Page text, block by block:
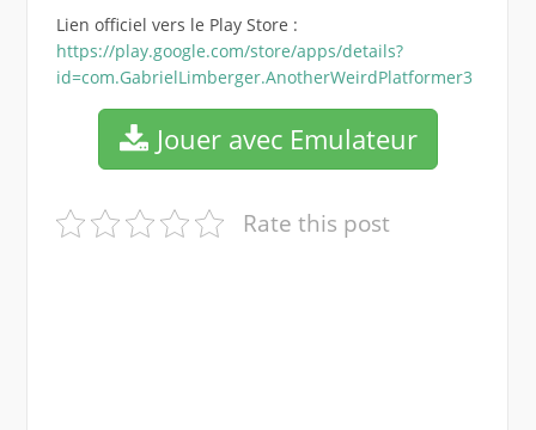
Lien officiel vers le Play Store :
https://play.google.com/store/apps/details?
id=com.GabrielLimberger.AnotherWeirdPlatformer3
Jouer avec Emulateur
Rate this post